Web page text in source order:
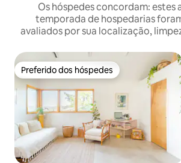
Os hóspedes concordam: estes
temporada de hospedarias
avaliados por sua localização,
Preferido dos hóspedes
Preferido dos hóspedes